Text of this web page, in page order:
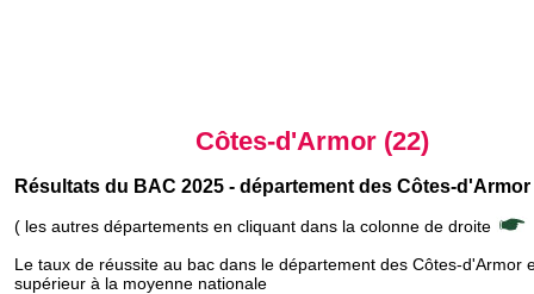
Côtes-d'Armor (22)
Résultats du BAC 2025 - département des Côtes-d'Armor
( les autres départements en cliquant dans la colonne de droite
Le taux de réussite au bac dans le département des Côtes-d'Armor
supérieur à la moyenne nationale